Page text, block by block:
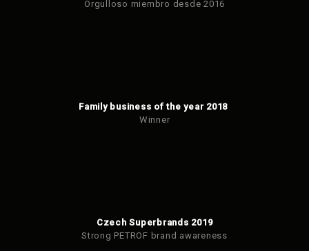
Orgulloso miembro desde 2016
Family business of the year 2018
Winner
Czech Superbrands 2019
Strong PETROF brand awareness